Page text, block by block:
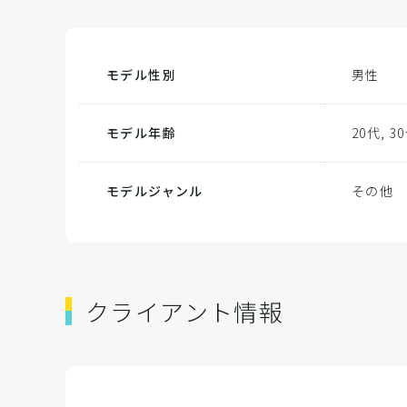
モデル性別 男性
モデル年齢 20代,
モデルジャンル その他
クライアント情報